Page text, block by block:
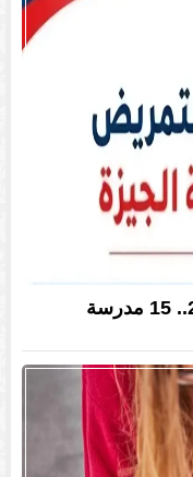
مدارس التمريض في الجيزة 2026.. 15 مدرسة